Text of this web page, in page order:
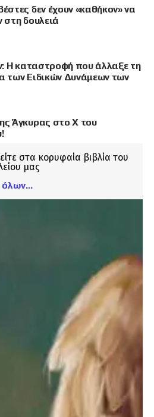
δεν έχουν «καθήκον» να
στη δουλειά
Η καταστροφή που άλλαξε τη
των Ειδικών Δυνάμεων των
Άγκυρας στο X του
στα κορυφαία βιβλία του
μας
όλων